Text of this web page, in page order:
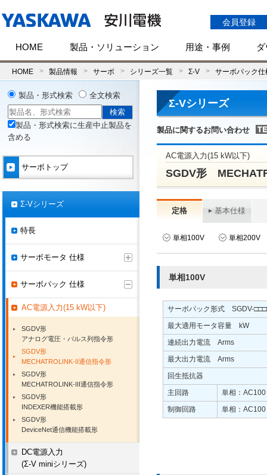
会員登録
HOME 製品・ソリューション 用途・事例
HOME 製品情報 サーボ シリーズ一覧 Σ-V サーボパック仕
Σ-Vシリーズ
製品に関するお問い合わせ
AC電源入力(15 kW以下)
SGDV形
定格 基本仕様
単相100V 単相200V
単相100V
サーボパック形式 SGDV-
最大適用モータ容量 kW
連続出力電流 Arms
最大出力電流 Arms
回生抵抗器
主回路
単相：AC100
制御回路
単相：AC100
製品・形式検索 全文検索
製品・形式検索に生産中止製品を
含める
サーボトップ
Σ-Vシリーズ
特長
サーボモータ 仕様
サーボパック 仕様
AC電源入力(15 kW以下)
SGDV形
アナログ電圧・パルス列指令形
SGDV形
MECHATROLINK-II通信指令形
SGDV形
MECHATROLINK-III通信指令形
SGDV形
INDEXER機能搭載形
SGDV形
DeviceNet通信機能搭載形
DC電源入力
(Σ-V miniシリーズ)